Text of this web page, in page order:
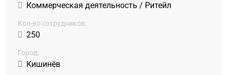
Коммерческая деятельность / Ритейл
Кол-во сотрудников:
250
Город:
Кишинёв